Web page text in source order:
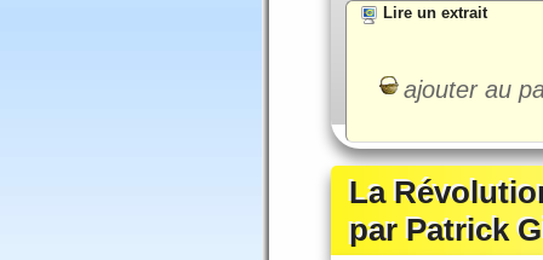
Lire un extrait
ajouter au
La
par Patrick